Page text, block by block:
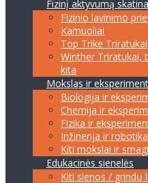
Fizinį aktyvumą
Fizinio lavinimo
Kamuoliai
Top Trike
Winther Triratukai,
kita
Mokslas ir
Biologija ir
Chemija ir
Fizika ir
Inžinerija ir robotika
Kiti mokslai ir
Edukacinės sienelės
Kiti sienos / grindų